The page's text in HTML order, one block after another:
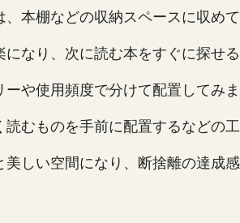
本棚などの収納スペースに収めて
なり、次に読む本をすぐに探せる
や使用頻度で分けて配置してみま
むものを手前に配置するなどの
しい空間になり、断捨離の達成感